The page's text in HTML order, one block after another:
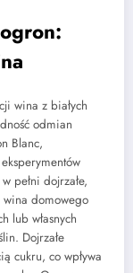
wina z białych
odmian
Blanc,
pełni dojrzałe,
domowego
lub własnych
Dojrzałe
cukru, co wpływa